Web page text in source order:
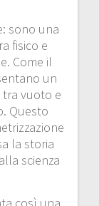
sono una
fisico e
Come il
un
tra vuoto e
Questo
la storia
scienza
così una